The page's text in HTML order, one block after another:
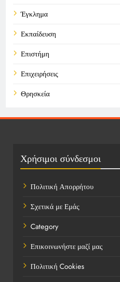
Έγκλημα
Εκπαίδευση
Επιστήμη
Επιχειρήσεις
Θρησκεία
Πολιτική
Υγεία
Ψυχαγωγία
Χρήσιμοι σύνδεσμοι
Πολιτική Απορρήτου
Σχετικά με Εμάς
Category
Επικοινωνήστε μαζί μας
Πολιτική Cookies